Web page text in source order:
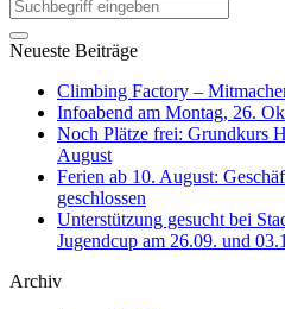
Neueste Beiträge
Climbing Factory –
Infoabend am Montag, 26.
Noch Plätze frei: Grundkurs
August
Ferien ab 10. August:
geschlossen
Unterstützung gesucht bei
Jugendcup am 26.09. und
Archiv